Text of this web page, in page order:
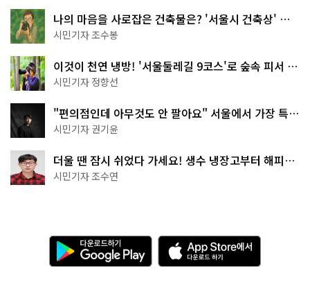
나의 마음을 사로잡은 건축물은? '서울시 건축상' 수
상작 공개!
시민기자 조수봉
이것이 천연 냉방! '서울둘레길 9코스'로 숲속 피서 떠
나볼까
시민기자 정향선
"편의점인데 아무것도 안 팔아요" 서울에서 가장 특별
한 편의점의 정체
시민기자 권기윤
더울 땐 잠시 쉬었다 가세요! 생수 냉장고부터 해피소
·무더위쉼터까지
시민기자 조수연
다
운
로
A
p
p